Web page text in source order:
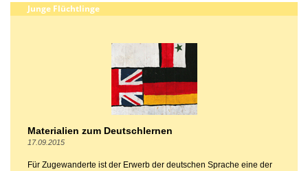
Junge Flüchtlinge
Materialien zum Deutschlernen
17.09.2015
Für Zugewanderte ist der Erwerb der deutschen Sprache eine der